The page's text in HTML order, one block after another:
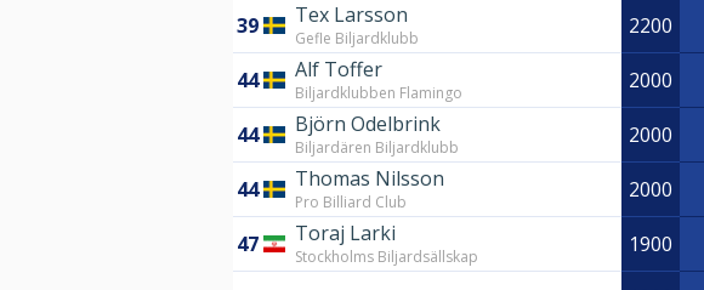
39 Tex Larsson
Gefle Biljardklubb 2200
44 Alf Toffer
Biljardklubben Flamingo 2000
44 Björn Odelbrink
Biljardären Biljardklubb 2000
44 Thomas Nilsson
Pro Billiard Club 2000
47 Toraj Larki
Stockholms Biljardsällskap 1900